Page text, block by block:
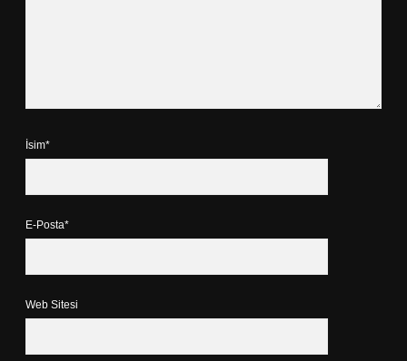
İsim*
E-Posta*
Web Sitesi